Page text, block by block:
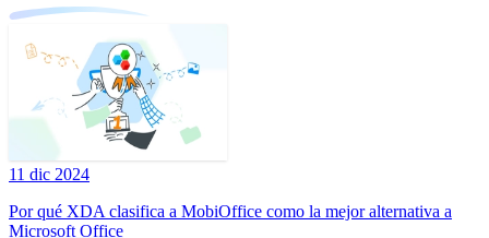
11 dic 2024
Por qué XDA clasifica a MobiOffice como la mejor alternativa a
Microsoft Office